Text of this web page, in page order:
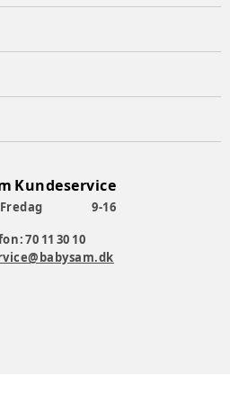
(medfølger ikke)
sikkerhedsstandarder
Kundeservice
9-16
70 11 30 10